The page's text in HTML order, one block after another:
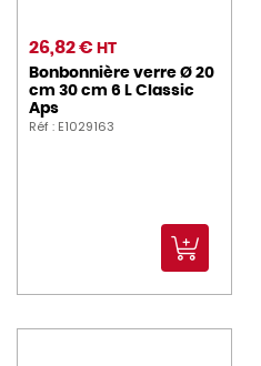
26,82 € HT
Bonbonnière verre Ø 20
cm 30 cm 6 L Classic
Aps
Réf : E1029163